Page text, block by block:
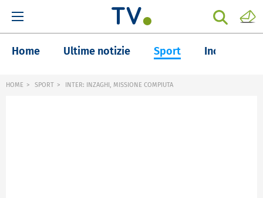
Home Ultime notizie Sport Inchieste
HOME SPORT INTER: INZAGHI, MISSIONE COMPIUTA